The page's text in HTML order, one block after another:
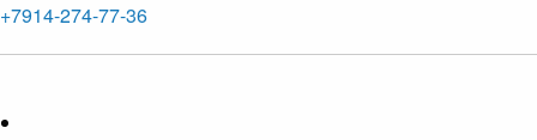
+7914-274-77-36